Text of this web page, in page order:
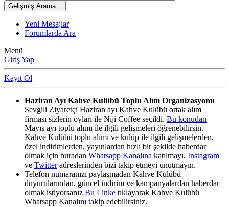
Gelişmiş Arama...
Yeni Mesajlar
Forumlarda Ara
Menü
Giriş Yap
Kayıt Ol
Haziran Ayı Kahve Kulübü Toplu Alım Organizasyonu
Sevgili Ziyaretçi Haziran ayı Kahve Kulübü ortak alım
firması sizlerin oyları ile Niji Coffee seçildi. Bu konudan
Mayıs ayı toplu alımı ile ilgili gelişmeleri öğrenebilirsin.
Kahve Kulübü toplu alımı ve kulüp ile ilgili gelişmelerden,
özel indirimlerden, yayınlardan hızlı bir şekilde haberdar
olmak için buradan Whatsapp Kanalına katılmayı, Instagram
ve Twitteradreslerinden bizi takip etmeyi unutmayın.
Telefon numaranızı paylaşmadan Kahve Kulübü
duyurularından, güncel indirim ve kampanyalardan haberdar
olmak istiyorsanız Bu Linke tıklayarak Kahve Kulübü
Whatsapp Kanalını takip edebilirsiniz.